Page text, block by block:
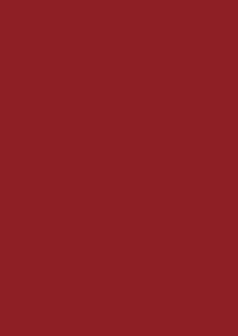
Ηλεκτρονικές Πληρωμές
Άμεση Ενημέρωση Δημοτών –